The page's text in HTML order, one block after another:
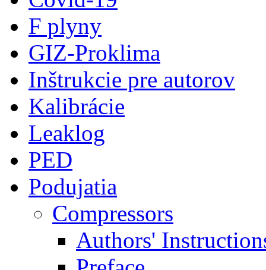
F plyny
GIZ-Proklima
Inštrukcie pre autorov
Kalibrácie
Leaklog
PED
Podujatia
Compressors
Authors'